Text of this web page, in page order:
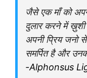
जैसे एक माँ को
दुलार करने में ख़ुशी
अपनी प्रिय जनो
समर्पित है और
-Alphonsus